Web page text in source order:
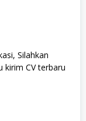
Silahkan
kirim CV terbaru